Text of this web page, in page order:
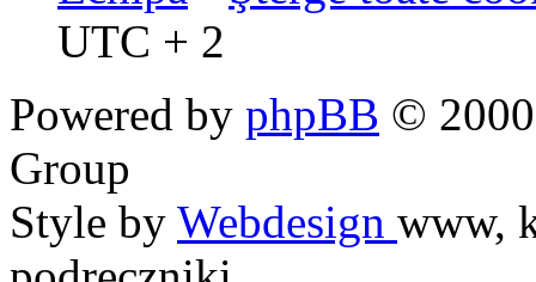
UTC + 2
Powered by phpBB ©
Group
Style by Webdesign www,